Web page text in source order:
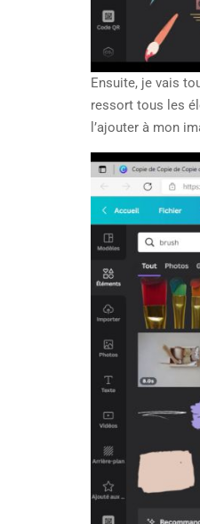
Ensuite, je vais
ressort tous les
l’ajouter à mon